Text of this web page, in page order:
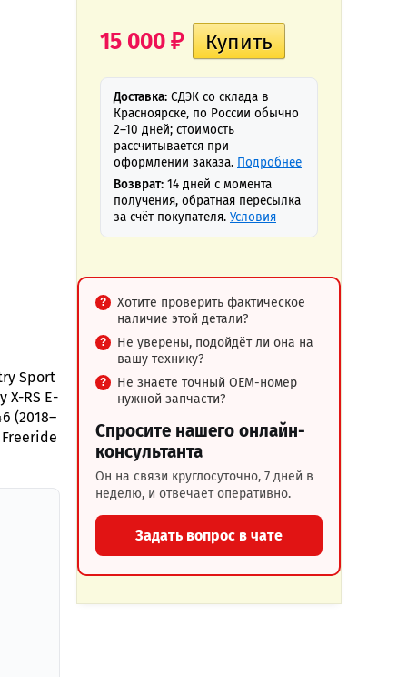
15 000 ₽
Доставка: СДЭК со склада в
Красноярске, по России обычно
2–10 дней; стоимость
рассчитывается при
оформлении заказа. Подробнее
Возврат: 14 дней с момента
получения, обратная пересылка
за счёт покупателя. Условия
Хотите проверить фактическое
наличие этой детали?
Не уверены, подойдёт ли она на
вашу технику?
Не знаете точный OEM-номер
нужной запчасти?
Спросите нашего онлайн-
консультанта
Он на связи круглосуточно, 7 дней в
неделю, и отвечает оперативно.
Задать вопрос в чате
Sport
X-RS E-
(2018–
Freeride